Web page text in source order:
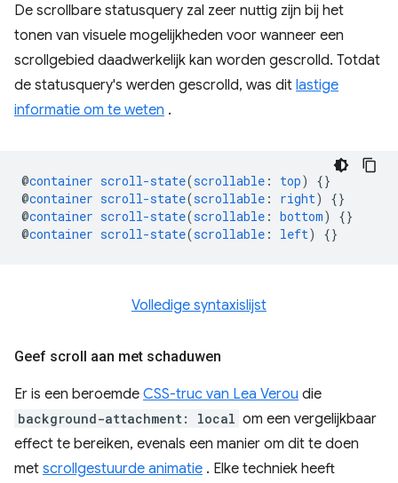
De scrollbare statusquery zal zeer nuttig zijn bij het
tonen van visuele mogelijkheden voor wanneer een
scrollgebied daadwerkelijk kan worden gescrolld. Totdat
de statusquery's werden gescrolld, was dit lastige
informatie om te weten .
@container scroll-state(scrollable : top)
{}
@container scroll-state(scrollable : right)
{}
@container scroll-state(scrollable : bottom)
{}
@container scroll-state(scrollable : left) {}
Volledige syntaxislijst
Geef scroll aan met schaduwen
Er is een beroemde CSS-truc van Lea Verou die
background-attachment: local om een ​​vergelijkbaar
effect te bereiken, evenals een manier om dit te doen
met scrollgestuurde animatie . Elke techniek heeft